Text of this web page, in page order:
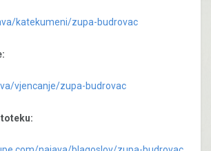
katekumeni/zupa-budrovac
vjencanje/zupa-budrovac